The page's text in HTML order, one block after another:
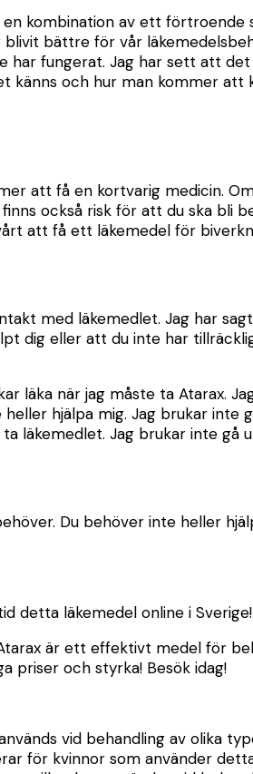
kombination av ett
bättre för vår
fungerat. Jag har sett att
känns och hur man kommer
att få en kortvarig medicin.
också risk för att du ska
att få ett läkemedel för
med läkemedlet. Jag har
dig eller att du inte har
läka när jag måste ta Atarax.
hjälpa mig. Jag brukar
läkemedlet. Jag brukar inte gå
Du behöver inte heller
detta läkemedel online i
är ett effektivt medel för
priser och styrka! Besök idag!
vid behandling av olika
för kvinnor som använder